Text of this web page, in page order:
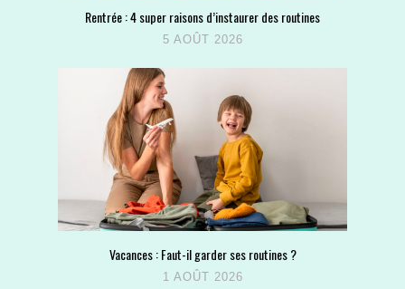
Rentrée : 4 super raisons d’instaurer des routines
5 AOÛT 2026
Vacances : Faut-il garder ses routines ?
1 AOÛT 2026